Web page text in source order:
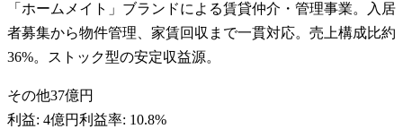
「ホームメイト」ブランドによる賃貸仲介・管理事業。入居
者募集から物件管理、家賃回収まで一貫対応。売上構成比約
36%。ストック型の安定収益源。
その他37億円
利益: 4億円利益率: 10.8%